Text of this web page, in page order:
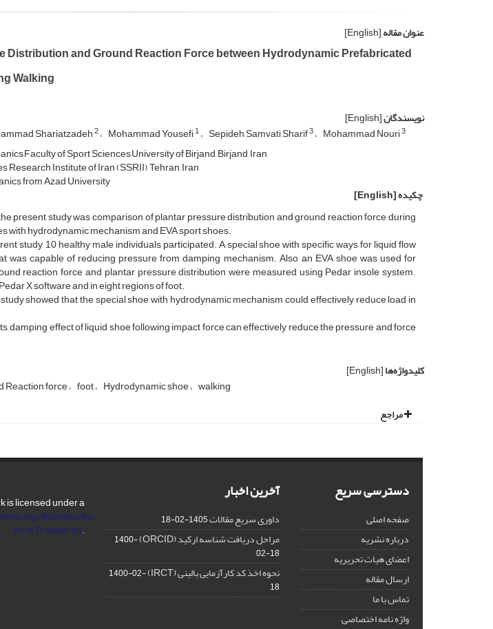
عنوان مقاله[English]
Distribution and Ground Reaction Force between Hydrodynamic Prefabricated
Walking
نویسندگان[English]
Shariatzadeh2 Mohammad Yousefi1 Sepideh Samvati Sharif3 Mohammad Nouri3
of Sport Sciences,University of Birjand, Birjand, Iran
Institute of Iran (SSRII), Tehran, Iran
from Azad University
چکیده[English]
present study was comparison of plantar pressure distribution and ground reaction force during
with hydrodynamic mechanism and EVA sport shoes.
study, 10 healthy male individuals participated. A special shoe with specific ways for liquid flow
was capable of reducing pressure from damping mechanism. Also, an EVA shoe was used for
reaction force and plantar pressure distribution were measured using Pedar insole system.
X software and in eight regions of foot.
showed that the special shoe with hydrodynamic mechanism could effectively reduce load in
damping effect of liquid shoe following impact force can effectively reduce the pressure and force
کلیدواژه‌ها[English]
Reaction force foot Hydrodynamic shoe walking
مراجع
دسترسی سریع
صفحه اصلی
درباره نشریه
اعضای هیات تحریریه
ارسال مقاله
تماس با ما
واژه نامه اختصاصی
آخرین اخبار
داوری سریع مقالات1405-02-18
مراحل دریافت شناسه ارکید (ORCID)
1400-
02-18
نحوه اخذ کد کارآزمایی بالینی (IRCT)
1400-02-
18
is licensed under a
licenses/by-
nc/4.0/deed.en.